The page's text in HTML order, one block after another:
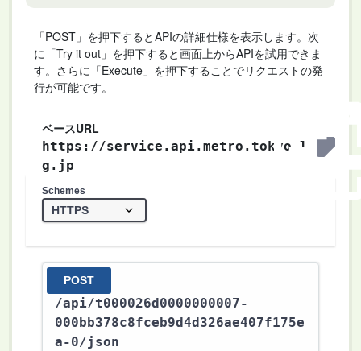
「POST」を押下するとAPIの詳細仕様を表示します。次
に「Try it out」を押下すると画面上からAPIを試用できま
す。さらに「Execute」を押下することでリクエストの発
行が可能です。
ベースURL
https://service.api.metro.tokyo.l
g.jp
Schemes
POST
/api/t000026d0000000007-
000bb378c8fceb9d4d326ae407f175e
a-0/json